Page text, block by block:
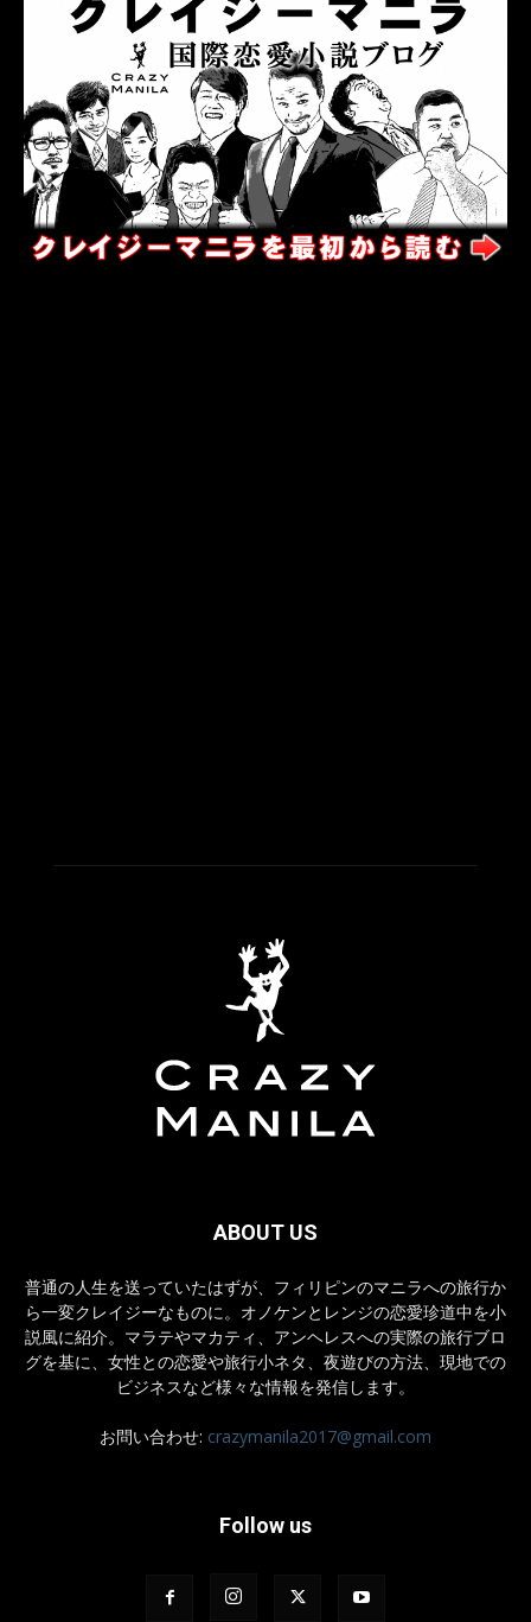
ABOUT US
普通の人生を送っていたはずが、フィリピンのマニラへの旅行か
ら一変クレイジーなものに。オノケンとレンジの恋愛珍道中を小
説風に紹介。マラテやマカティ、アンヘレスへの実際の旅行ブロ
グを基に、女性との恋愛や旅行小ネタ、夜遊びの方法、現地での
ビジネスなど様々な情報を発信します。
お問い合わせ: crazymanila2017@gmail.com
Follow us